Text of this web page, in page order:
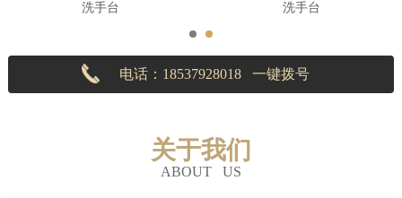
洗手台 洗手台
电话：18537928018 一键拨号
关于我们
ABOUT US